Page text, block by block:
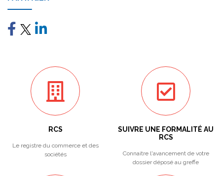
RCS
Le registre du commerce et des
sociétés
SUIVRE UNE FORMALITÉ AU
RCS
Connaitre l'avancement de votre
dossier déposé au greffe